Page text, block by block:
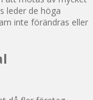
leder de höga
inte förändras eller